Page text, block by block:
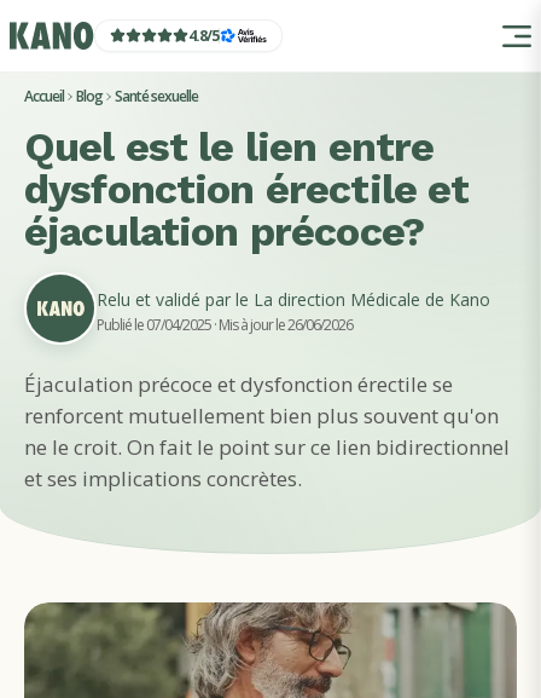
4.8/5
Accueil Blog Santé sexuelle
Quel est le lien entre
dysfonction érectile et
éjaculation précoce?
Relu et validé par le La direction Médicale de Kano
Publié le 07/04/2025· Mis à jour le 26/06/2026
Éjaculation précoce et dysfonction érectile se
renforcent mutuellement bien plus souvent qu'on
ne le croit. On fait le point sur ce lien bidirectionnel
et ses implications concrètes.